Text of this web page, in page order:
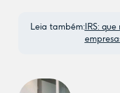
Leia também:IRS: